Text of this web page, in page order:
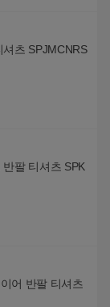
츠 SPJMCNRS
팔 티셔츠 SPK
어 반팔 티셔츠